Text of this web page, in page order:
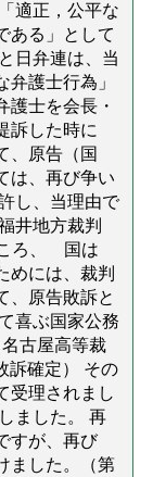
適正，公平な
ある」として
日弁連は、当
護士行為」
護士を会長・
訴した時に
、原告（国
は、再び争い
し、当理由で
井地方裁判
ろ、 国は
めには、裁判
、原告敗訴と
喜ぶ国家公務
古屋高等裁
訴確定） その
受理されまし
ました。 再
すが、再び
ました。（第